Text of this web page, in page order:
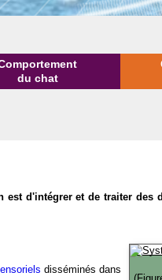
du chat
d'intégrer et de traiter des
disséminés dans